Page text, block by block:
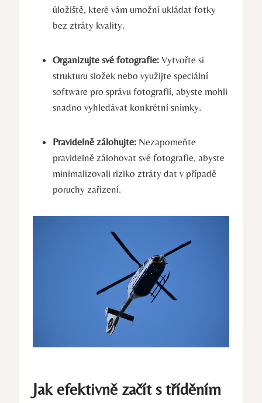
úložiště, které ‌vám ​umožní ukládat fotky
⁤bez ztráty kvality.
Organizujte své fotografie: Vytvořte⁤ si
strukturu složek nebo využijte speciální
software pro⁣ správu fotografií, abyste mohli
snadno vyhledávat konkrétní snímky.
Pravidelně zálohujte: Nezapomeňte
pravidelně zálohovat své fotografie, abyste
minimalizovali riziko ztráty dat v případě‌
poruchy⁣ zařízení.
Jak​ efektivně začít ‌s ⁤tříděním